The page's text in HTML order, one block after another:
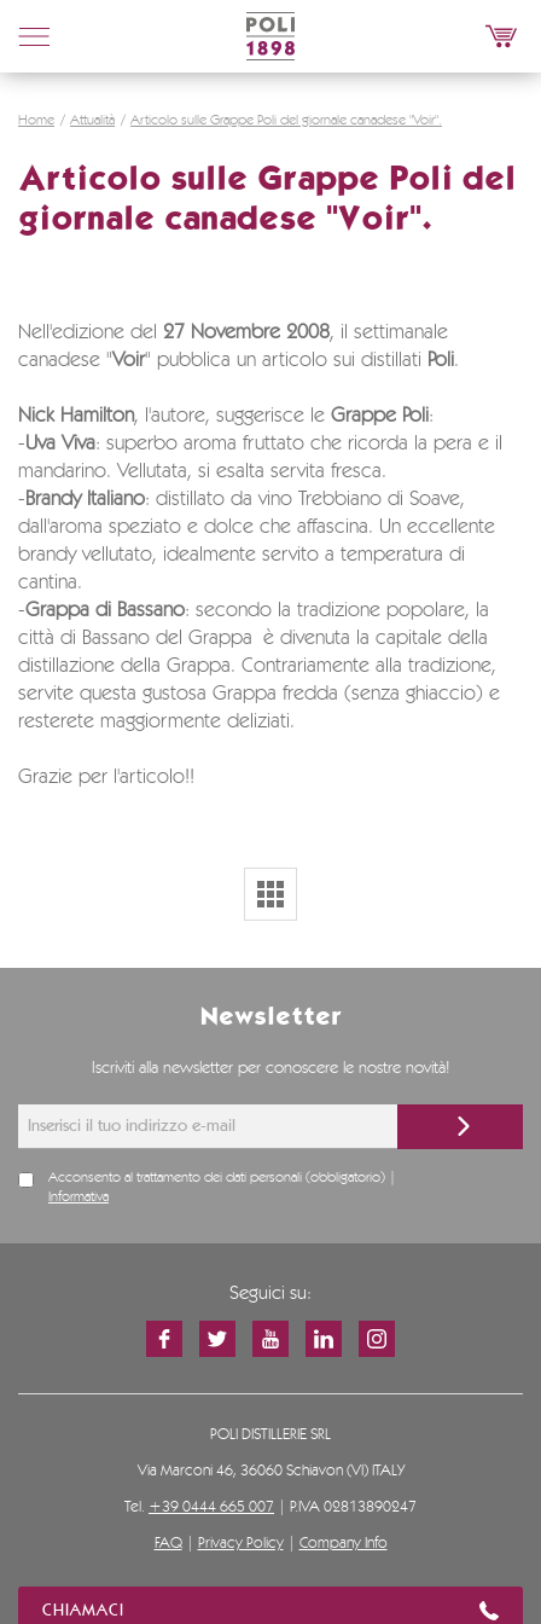
Poli
Distillerie
Home Attualità Articolo sulle Grappe Poli del giornale canadese "Voir".
Articolo sulle Grappe Poli del
giornale canadese "Voir".
Nell'edizione del 27 Novembre 2008, il settimanale
canadese "Voir" pubblica un articolo sui distillati Poli.
Nick Hamilton, l'autore, suggerisce le Grappe Poli:
-Uva Viva: superbo aroma fruttato che ricorda la pera e il
mandarino. Vellutata, si esalta servita fresca.
-Brandy Italiano: distillato da vino Trebbiano di Soave,
dall'aroma speziato e dolce che affascina. Un eccellente
brandy vellutato, idealmente servito a temperatura di
cantina.
-Grappa di Bassano: secondo la tradizione popolare, la
città di Bassano del Grappa è divenuta la capitale della
distillazione della Grappa. Contrariamente alla tradizione,
servite questa gustosa Grappa fredda (senza ghiaccio) e
resterete maggiormente deliziati.
Grazie per l'articolo!!
Newsletter
Iscriviti alla newsletter per conoscere le nostre novità!
Acconsento al trattamento dei dati personali (obbligatorio) |
Informativa
Seguici su:
POLI DISTILLERIE SRL
Via Marconi 46, 36060 Schiavon (VI) ITALY
Tel. +39 0444 665 007 | P.IVA 02813890247
FAQ| Privacy Policy| Company Info
CHIAMACI